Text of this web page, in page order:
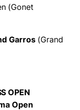
(Gonet
Garros(Grand
OPEN
Open